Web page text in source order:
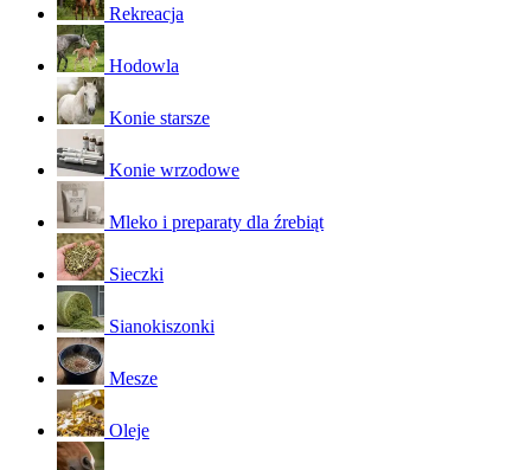
Rekreacja
Hodowla
Konie starsze
Konie wrzodowe
Mleko i preparaty dla źrebiąt
Sieczki
Sianokiszonki
Mesze
Oleje